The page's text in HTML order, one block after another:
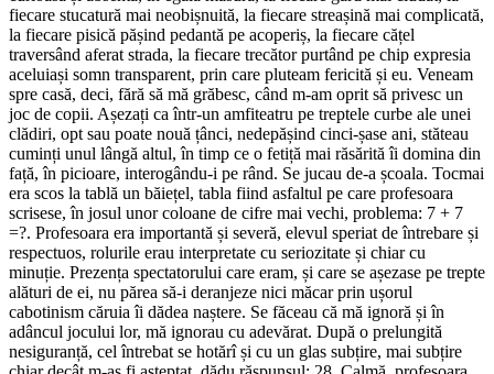
fiecare stucatură mai neobișnuită, la fiecare streașină mai complicată,
la fiecare pisică pășind pedantă pe acoperiș, la fiecare cățel
traversând aferat strada, la fiecare trecător purtând pe chip expresia
aceluiași somn transparent, prin care pluteam fericită și eu. Veneam
spre casă, deci, fără să mă grăbesc, când m-am oprit să privesc un
joc de copii. Așezați ca într-un amfiteatru pe treptele curbe ale unei
clădiri, opt sau poate nouă țânci, nedepășind cinci-șase ani, stăteau
cuminți unul lângă altul, în timp ce o fetiță mai răsărită îi domina din
față, în picioare, interogându-i pe rând. Se jucau de-a școala. Tocmai
era scos la tablă un băiețel, tabla fiind asfaltul pe care profesoara
scrisese, în josul unor coloane de cifre mai vechi, problema: 7 + 7
=?. Profesoara era importantă și severă, elevul speriat de întrebare și
respectuos, rolurile erau interpretate cu seriozitate și chiar cu
minuție. Prezența spectatorului care eram, și care se așezase pe trepte
alături de ei, nu părea să-i deranjeze nici măcar prin ușorul
cabotinism căruia îi dădea naștere. Se făceau că mă ignoră și în
adâncul jocului lor, mă ignorau cu adevărat. După o prelungită
nesiguranță, cel întrebat se hotărî și cu un glas subțire, mai subțire